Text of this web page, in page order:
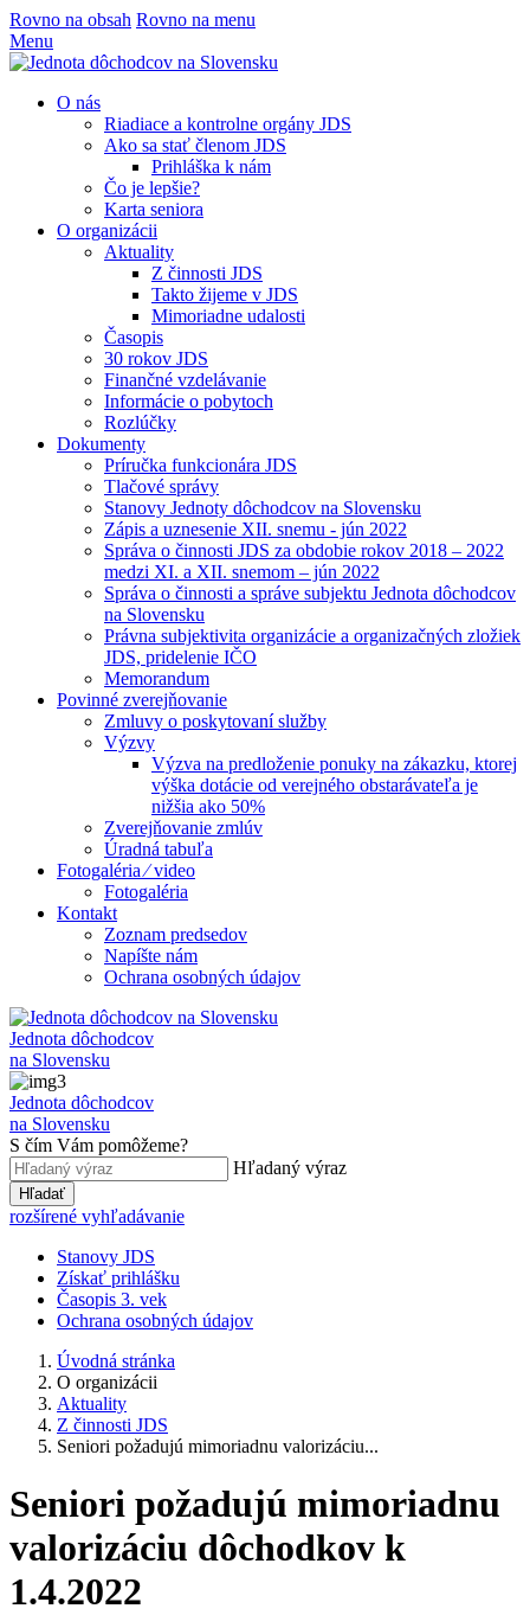
Rovno na obsah Rovno na menu
Menu
O nás
Riadiace a kontrolne orgány JDS
Ako sa stať členom JDS
Prihláška k nám
Čo je lepšie?
Karta seniora
O organizácii
Aktuality
Z činnosti JDS
Takto žijeme v JDS
Mimoriadne udalosti
Časopis
30 rokov JDS
Finančné vzdelávanie
Informácie o pobytoch
Rozlúčky
Dokumenty
Príručka funkcionára JDS
Tlačové správy
Stanovy Jednoty dôchodcov na Slovensku
Zápis a uznesenie XII. snemu - jún 2022
Správa o činnosti JDS za obdobie rokov 2018 – 2022
medzi XI. a XII. snemom – jún 2022
Správa o činnosti a správe subjektu Jednota dôchodcov
na Slovensku
Právna subjektivita organizácie a organizačných zložiek
JDS, pridelenie IČO
Memorandum
Povinné zverejňovanie
Zmluvy o poskytovaní služby
Výzvy
Výzva na predloženie ponuky na zákazku, ktorej
výška dotácie od verejného obstarávateľa je
nižšia ako 50%
Zverejňovanie zmlúv
Úradná tabuľa
Fotogaléria ⁄ video
Fotogaléria
Kontakt
Zoznam predsedov
Napíšte nám
Ochrana osobných údajov
Jednota dôchodcov
na Slovensku
Jednota dôchodcov
na Slovensku
S čím Vám pomôžeme?
Hľadaný výraz
Hľadať
rozšírené vyhľadávanie
Stanovy JDS
Získať prihlášku
Časopis 3. vek
Ochrana osobných údajov
Úvodná stránka
O organizácii
Aktuality
Z činnosti JDS
Seniori požadujú mimoriadnu valorizáciu...
Seniori požadujú mimoriadnu
valorizáciu dôchodkov k
1.4.2022